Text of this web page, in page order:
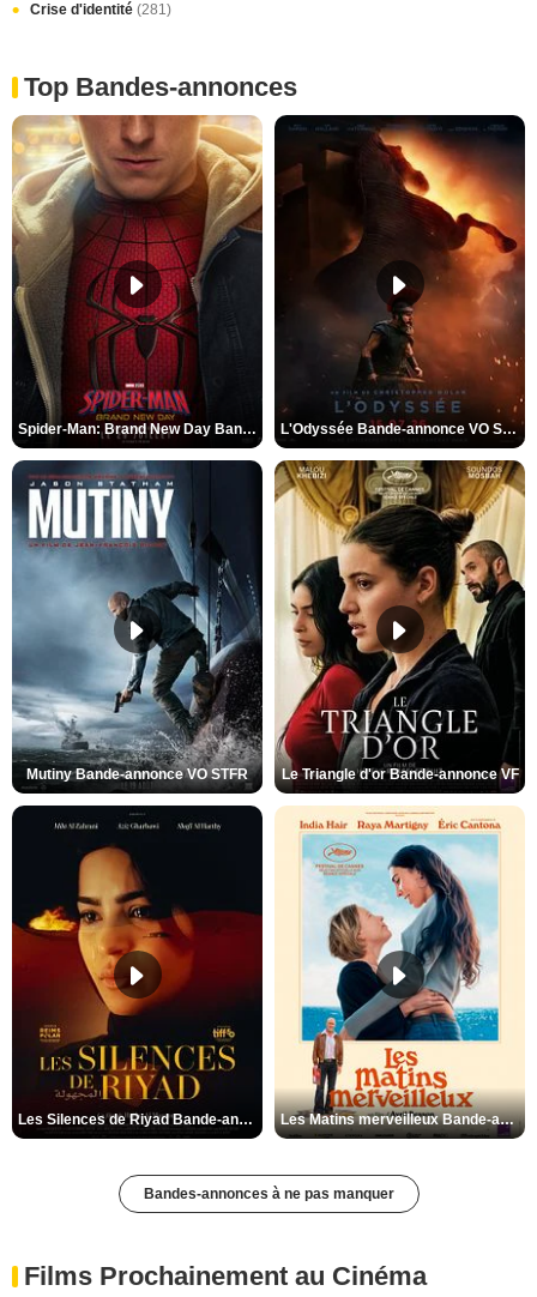
Crise d'identité (281)
Top Bandes-annonces
Spider-Man: Brand New Day Bande-annonce VO STFR L'Odyssée Bande-annonce VO STFR
Mutiny Bande-annonce VO STFR Le Triangle d'or Bande-annonce VF
Les Silences de Riyad Bande-annonce VO STFR Les Matins merveilleux Bande-annonce VF
Bandes-annonces à ne pas manquer
Films Prochainement au Cinéma